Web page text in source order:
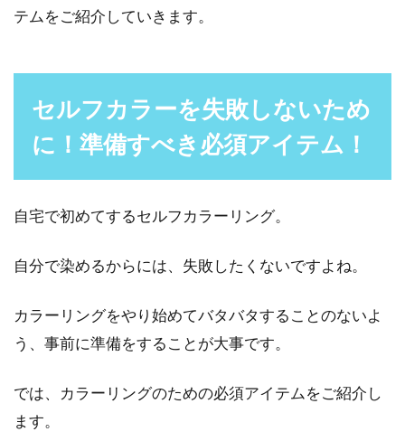
テムをご紹介していきます。
セルフカラーを失敗しないため
に！準備すべき必須アイテム！
自宅で初めてするセルフカラーリング。
自分で染めるからには、失敗したくないですよね。
カラーリングをやり始めてバタバタすることのないよ
う、事前に準備をすることが大事です。
では、カラーリングのための必須アイテムをご紹介し
ます。